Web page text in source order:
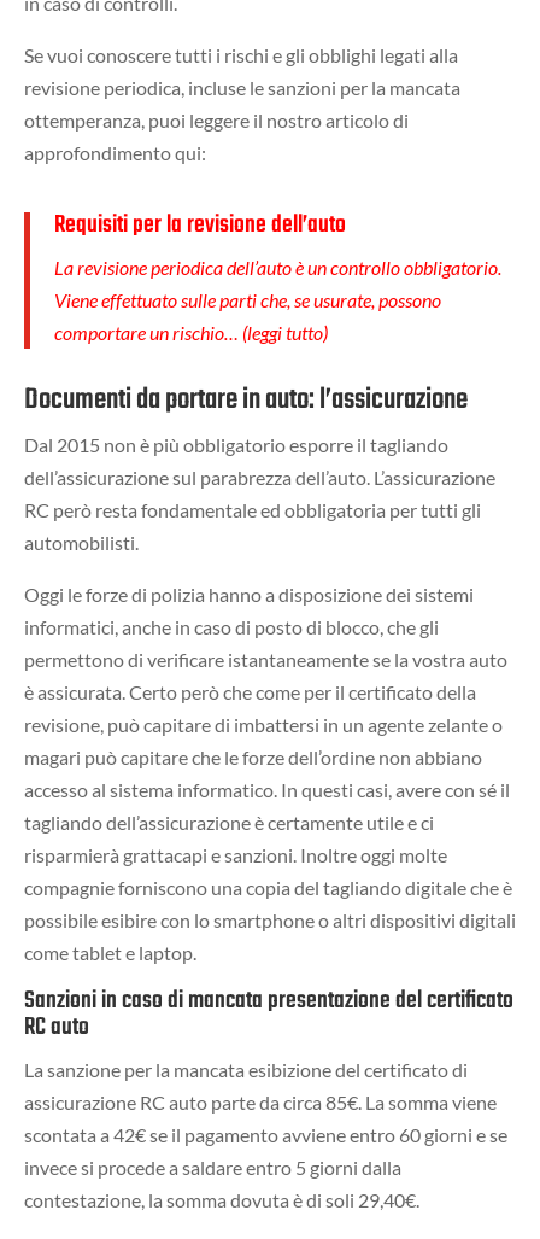
Se vuoi conoscere tutti i rischi e gli obblighi legati alla
revisione periodica, incluse le sanzioni per la mancata
ottemperanza, puoi leggere il nostro articolo di
approfondimento qui:
Requisiti per la revisione dell’auto
La revisione periodica dell’auto è un controllo obbligatorio.
Viene effettuato sulle parti che, se usurate, possono
comportare un rischio… (leggi tutto)
Documenti da portare in auto: l’assicurazione
Dal 2015 non è più obbligatorio esporre il tagliando
dell’assicurazione sul parabrezza dell’auto. L’assicurazione
RC però resta fondamentale ed obbligatoria per tutti gli
automobilisti.
Oggi le forze di polizia hanno a disposizione dei sistemi
informatici, anche in caso di posto di blocco, che gli
permettono di verificare istantaneamente se la vostra auto
è assicurata. Certo però che come per il certificato della
revisione, può capitare di imbattersi in un agente zelante o
magari può capitare che le forze dell’ordine non abbiano
accesso al sistema informatico. In questi casi, avere con sé il
tagliando dell’assicurazione è certamente utile e ci
risparmierà grattacapi e sanzioni. Inoltre oggi molte
compagnie forniscono una copia del tagliando digitale che è
possibile esibire con lo smartphone o altri dispositivi digitali
come tablet e laptop.
Sanzioni in caso di mancata presentazione del certificato
RC auto
La sanzione per la mancata esibizione del certificato di
assicurazione RC auto parte da circa 85€. La somma viene
scontata a 42€ se il pagamento avviene entro 60 giorni e se
invece si procede a saldare entro 5 giorni dalla
contestazione, la somma dovuta è di soli 29,40€.